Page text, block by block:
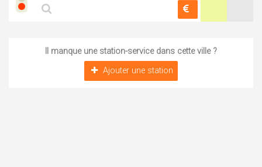
Il manque une station-service dans cette ville ?
Ajouter une station